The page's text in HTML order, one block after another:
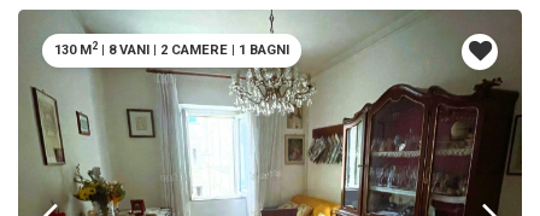
130 M2 | 8 VANI | 2 CAMERE | 1 BAGNI